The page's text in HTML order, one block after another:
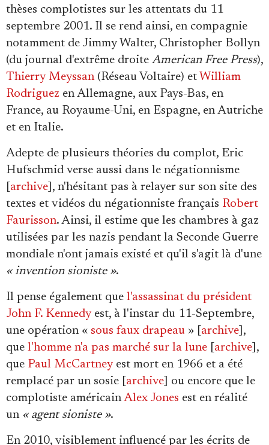
thèses complotistes sur les attentats du 11
septembre 2001. Il se rend ainsi, en compagnie
notamment de Jimmy Walter, Christopher Bollyn
(du journal d'extrême droite American Free Press),
Thierry Meyssan(Réseau Voltaire) et William
Rodriguez en Allemagne, aux Pays-Bas, en
France, au Royaume-Uni, en Espagne, en Autriche
et en Italie.
Adepte de plusieurs théories du complot, Eric
Hufschmid verse aussi dans le négationnisme
archive ], n'hésitant pas à relayer sur son site des
textes et vidéos du négationniste français Robert
Faurisson. Ainsi, il estime que les chambres à gaz
utilisées par les nazis pendant la Seconde Guerre
mondiale n'ont jamais existé et qu'il s'agit là d'une
« invention sioniste ».
Il pense également que l'assassinat du président
John F. Kennedyest, à l'instar du 11-Septembre,
une opération « sous faux drapeau » [ archive ],
que l'homme n'a pas marché sur la lune archive ],
que Paul McCartneyest mort en 1966 et a été
remplacé par un sosie [ archive ] ou encore que le
complotiste américainAlex Jones est en réalité
un « agent sioniste ».
En 2010, visiblement influencé par les écrits de